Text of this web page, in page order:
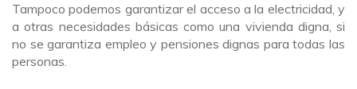
Tampoco podemos garantizar el acceso a la electricidad, y
a otras necesidades básicas como una vivienda digna, si
no se garantiza empleo y pensiones dignas para todas las
personas.